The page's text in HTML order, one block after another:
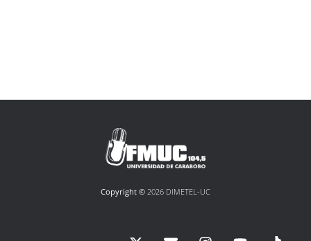
Copyright © 2026 DIMETEL-UC